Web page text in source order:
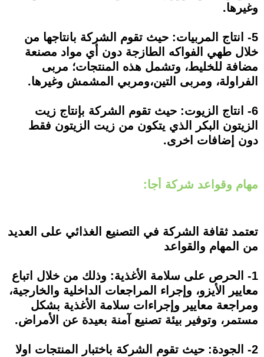
وغيرها.
5- انتاج المربيات: حيث تقوم الشركة بانتاجها من
خلال طهي الفواكه الطازجة دون أي مواد مصنعة
مضافة للخليط، وتشمل هذه المنتجات؛ مربى
الفراولة، ومربى التين،ومربي المشمش وغيرها.
6- انتاج الزيوت: حيث تقوم الشركة بإنتاج زيت
الزيتون البكر الذي يتكون من زيت الزيتون فقط
دون إضافات اخرى.
مهام وقواعد شركة أجا:
تعتمد ثقافة الشركة في التصنيع الغذائي على العديد
من المهام والقواعد
1- الحرص على سلامة الأغذية: وذلك من خلال اتباع
معايير الأيزو، وإجراء المراجعات الداخلية والخارجية،
ومراجعة معايير وإجراءات سلامة الأغذية بشكل
مستمر، وتوفير بيئة تصنيع آمنة بعيدة عن الأمراض.
2- الجودة: حيث تقوم الشركة باختبار المنتجات اولا